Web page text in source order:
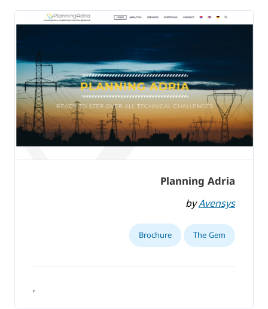
Planning Adria
byAvensys
The Gem
Brochure
,